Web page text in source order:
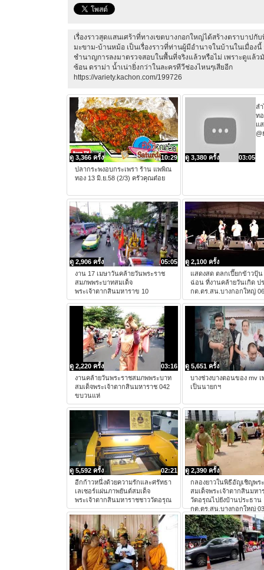
เรื่องราวสุดแสนเศร้าที่ทางเขตบางกอกใหญ่ได้สร้างตราบาป
มะขาม-บ้านหม้อ เป็นเรื่องราวที่ท่านผู้มีอำนาจในบ้านในเมื่องนี้
ชำนาญการลงมาตรวจสอบในพื้นที่จริงแล้วหรือไม่ เพราะดูแล้ว
ซ้อน ดราม่า น้ำเน่ายิ่งกว่าในละครทีวีช่องไหนๆเสียอีก
https://variety.kachon.com/199726
10:29
ดู 3,366 ครั้ง
ปลากระพงอบกระเพรา ร้าน แพพิณ
ทอง 13 มิ.ย.58 (2/3) ครัวคุณต๋อย
03:05
ดู 3,380 ครั้ง
ล
ท
แ
05:05
ดู 2,906 ครั้ง
งาน 17 เมษาวันคล้ายวันพระราช
สมภพพระบาทสมเด็จ
พระเจ้าตากสินมหาราข 10
ดู 2,100 ครั้ง
แสดงสด ตลกเปี๊ยกข้าวปุ้น
ฉ่อน ที่งานคล้ายวันเกิด ป
กต.ตร.สน.บางกอกใหญ่ 06
03:16
ดู 2,220 ครั้ง
งานคล้ายวันพระราชสมภพพระบาท
สมเด็จพระเจ้าตากสินมหาราช 042
ขบวนแห่
ดู 5,651 ครั้ง
บางช่วงบางตอนของ mv เ
เป็นนายกฯ
02:21
ดู 5,592 ครั้ง
อีกก้าวหนึ่งด้วยความรักและศรัทธา
เลเซอร์แผ่นภาพยันต์สมเด็จ
พระเจ้าตากสินมหาราชชาววัดอรุณ
ดู 2,390 ครั้ง
กลองยาวในพิธีอัญเชิญพร
สมเด็จพระเจ้าตากสินมหา
วัดอรุณไปยังบ้านประธาน
กต.ตร.สน.บางกอกใหญ่ 03